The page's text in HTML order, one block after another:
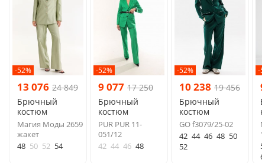
-52%
13 076 24 849
Брючный
костюм
Магия Моды 2659
жакет
48 50 52 54
-52%
9 077 17 250
Брючный
костюм
PUR PUR 11-
051/12
42 44 46 48
-52%
10 238 19 456
Брючный
костюм
GO f3079/25-02
42 44 46 48 50
52
-